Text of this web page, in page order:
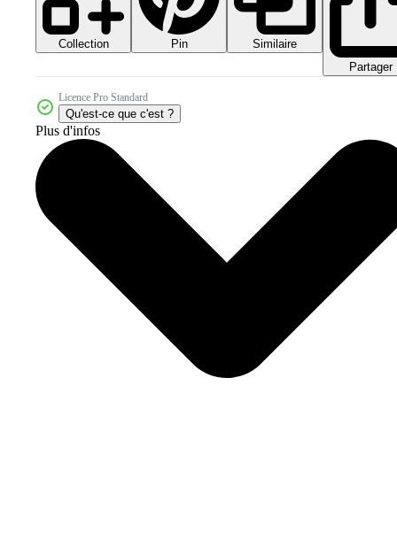
Collection Pin
Similaire
Partager
Licence Pro Standard
Qu'est-ce que c'est ?
Plus d'infos